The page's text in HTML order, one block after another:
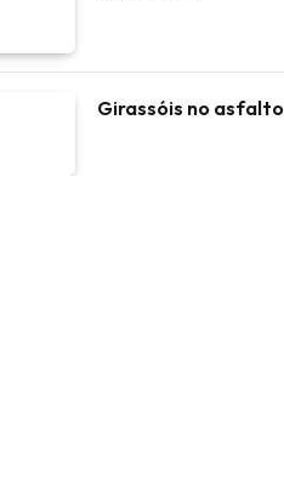
Girassóis no asfalto